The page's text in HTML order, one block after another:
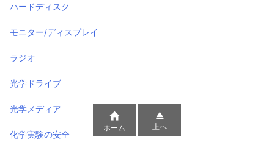
ハードディスク
モニター/ディスプレイ
ラジオ
光学ドライブ
光学メディア
化学実験の安全

ホーム

上へ